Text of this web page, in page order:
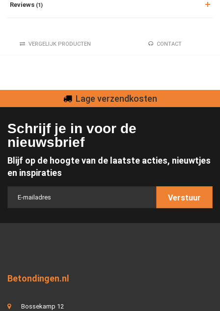
Reviews (1)
VERGELIJK PRODUCTEN CONTACT
Lage verzendkosten
Schrijf je in voor de
nieuwsbrief
Blijf op de hoogte van de laatste acties, nieuwtjes
en inspiraties
Verstuur
Betondingen.nl
Bossekamp 12